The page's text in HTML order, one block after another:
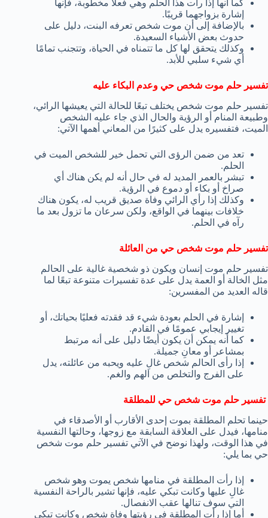
كما أنها إذا رأت هذا الحلم وهي فعلاً مخطوبة، فإنها
إشارة بزواجهما قريبًا.
بالإضافة إلى أن موت شخص تعرفه البنت، دليل على
حدوث بعض الأشياء السعيدة.
وكذلك يتحقق لها كل ما تتمناه في الحياة، وتتجنب تمامًا
أي شيء سلبي للأبد.
تفسير حلم موت شخص حي وعدم البكاء عليه
تفسير حلم موت شخص يختلف تبعًا للحالة التي يعيشها الرائي،
وطبيعة المنام أو الرؤية والحال الذي جاء عليه الشخص
الميت، فتفسيره يدل على كثيرًا من المعاني أهمها الآتي:
تعد من ضمن الرؤى التي تحمل خير للشخص الميت في
الحلم.
تبشر بالعمر المديد له في حال أنه لم يكن هناك أي
صراخ أو بكاء أو دموع في الرؤية.
وكذلك إذا رأي الرائي وفاة صديق قريب له، يكون هناك
خلافات بينهما في الواقع، ولكن سرعان ما تزول بعد ما
رآه في الحلم.
تفسير حلم موت شخص حي من العائلة
تفسير حلم موت إنسان ويكون ذو شخصية غالية على الحالم
مثل الخالة أو العمة يدل على عدة تفسيرات متنوعة تبعًا لما
قاله العديد من المفسرين:
إشارة في الحلم بعودة شيء قد فقدته فعليًا بحياتك، أو
تغيير إيجابي عمومًا في القادم.
كما أنه يمكن أن يكون أيضًا دليل على أنه مرتبط
بمشاعر أو معانِ جميلة.
إذا رأى الحالم شخص غالِ عليه ويحبه من عائلته، يدل
على الفرج والتخلص من الهم والغم.
تفسير حلم موت شخص حي للمطلقة
حينما تحلم المطلقة بموت إحدى الأقارب أو الأصدقاء في
منامها، فيدل على العلاقة السابقة مع زوجها، وحالتها النفسية
في هذا الوقت، ولهذا نوضح في الآتي تفسير حلم موت شخص
حي بما يلي:
إذا رأت المطلقة في منامها شخص يموت وهو شخص
غالِ عليها وكانت تبكي عليه، فإنها تشير بالراحة النفسية
التي سوف تنالها عقب الانفصال.
أما إذا رأت المطلقة في رؤيتها وفاة شخص وكانت تبكي